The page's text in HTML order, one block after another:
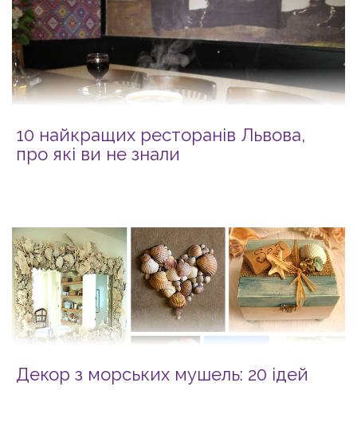
10 найкращих ресторанів Львова,
про які ви не знали
Декор з морських мушель: 20 ідей